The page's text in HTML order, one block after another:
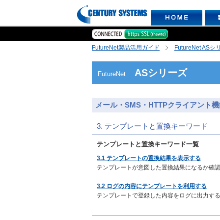
FutureNet製品活用ガイド FutureNet ASシ
FutureNet ASシリーズ
メール・SMS・HTTPクライアント
3. テンプレートと置換キーワード
テンプレートと置換キーワード一覧
3.1 テンプレートの置換結果を表示する
テンプレートが意図した置換結果になるか確
3.2 ログの内容にテンプレートを利用する
テンプレートで登録した内容をログに出力す